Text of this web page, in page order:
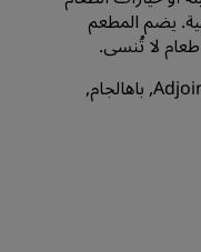
يضم المطعم
لا تُنسى.
يقع هذا المطعم في Adjoining Golf Course, KP Rd, Jammu & Kashmir, باهالجام,